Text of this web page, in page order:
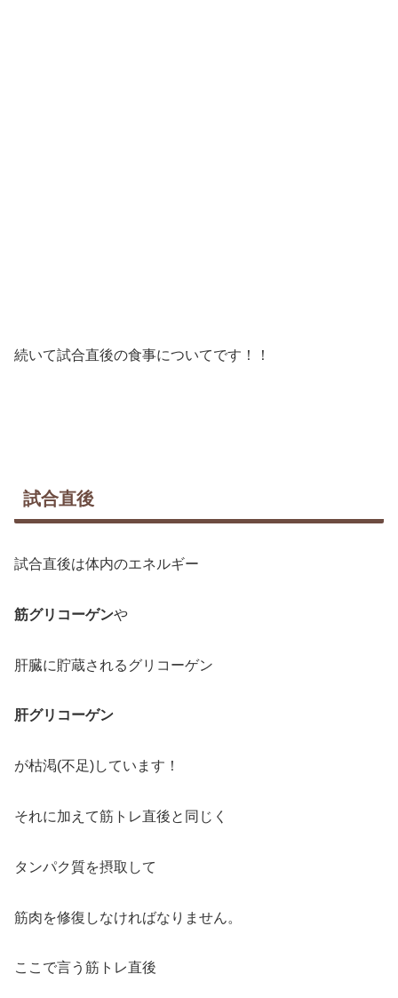
続いて試合直後の食事についてです！！
試合直後
試合直後は体内のエネルギー
筋グリコーゲンや
肝臓に貯蔵されるグリコーゲン
肝グリコーゲン
が枯渇(不足)しています！
それに加えて筋トレ直後と同じく
タンパク質を摂取して
筋肉を修復しなければなりません。
ここで言う筋トレ直後